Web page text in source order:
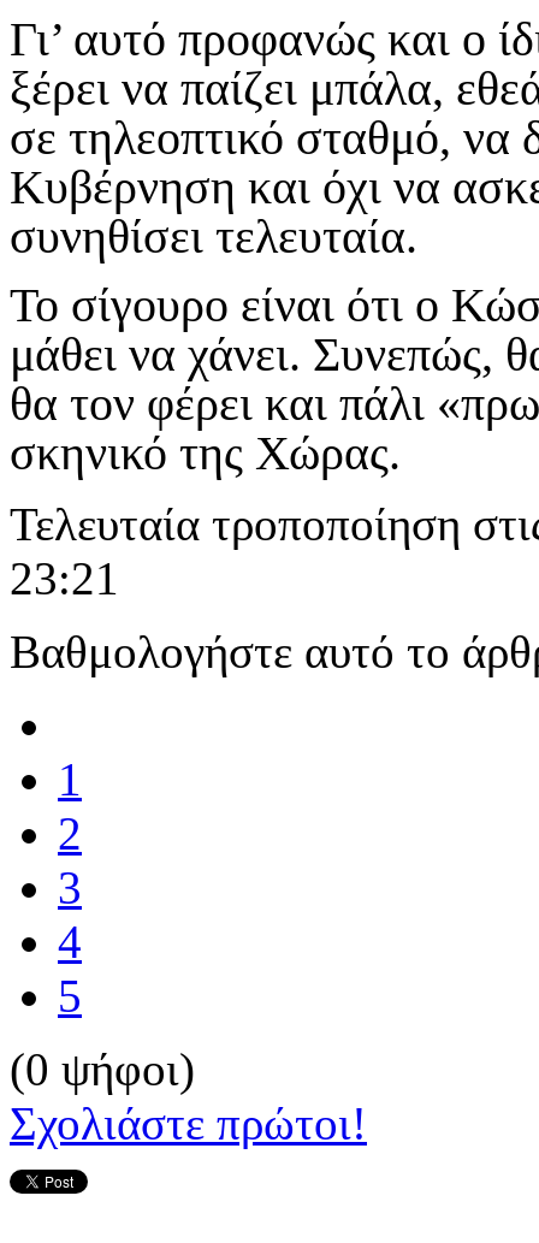
Γι’ αυτό προφανώς και ο
ξέρει να παίζει μπάλα,
σε τηλεοπτικό σταθμό, να
Κυβέρνηση και όχι να
συνηθίσει τελευταία.
Το σίγουρο είναι ότι ο
μάθει να χάνει. Συνεπώς,
θα τον φέρει και πάλι
σκηνικό της Χώρας.
Τελευταία τροποποίηση
23:21
Βαθμολογήστε αυτό το
1
2
3
4
5
(0 ψήφοι)
Σχολιάστε πρώτοι!